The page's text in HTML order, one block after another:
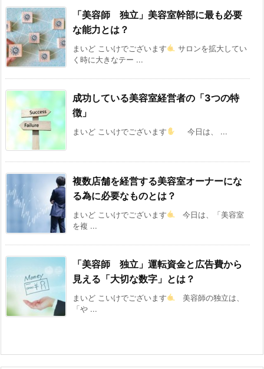
「美容師 独立」美容室幹部に最も必要
な能力とは？
まいど こいけでございます
サロンを拡大してい
く時に大きなテー ...
成功している美容室経営者の「3つの特
徴」
まいど こいけでございます 今日は、 ...
複数店舗を経営する美容室オーナーにな
る為に必要なものとは？
まいど こいけでございます
今日は、「美容室
を複 ...
「美容師 独立」運転資金と広告費から
見える「大切な数字」とは？
まいど こいけでございます
美容師の独立は、
「や ...